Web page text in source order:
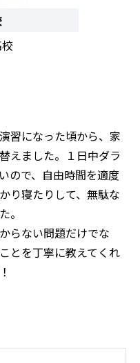
習になった頃から、家
えました。１日中ダラ
ので、自由時間を適度
り寝たりして、無駄な
。
らない問題だけでな
とを丁寧に教えてくれ